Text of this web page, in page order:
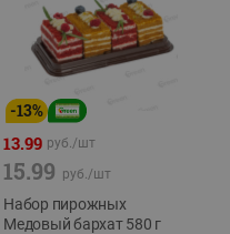
-13%
13.99 руб./шт
15.99 руб./шт
Набор пирожных
Медовый бархат 580 г